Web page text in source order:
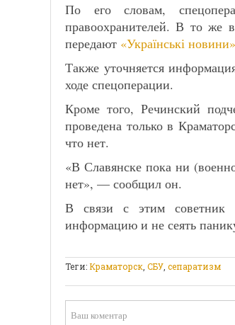
По его словам,
правоохранителей. В то же
передают «Українські новини»
Также уточняется
ходе спецоперации.
Кроме того, Речинский
проведена только в
что нет.
«В Славянске пока ни
нет», — сообщил он.
В связи с этим советник
информацию и не сеять
Теги:Краматорск СБУ сепаратизм